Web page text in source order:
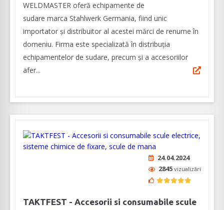
WELDMASTER oferă echipamente de
sudare marca Stahlwerk Germania, fiind unic
importator și distribuitor al acestei mărci de renume în
domeniu. Firma este specializată în distribuția
echipamentelor de sudare, precum și a accesoriilor
afer...
24.04.2024
2845 vizualizări
TAKTFEST - Accesorii si consumabile scule